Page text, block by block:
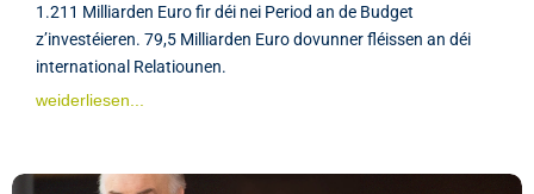
1.211 Milliarden Euro fir déi nei Period an de Budget
z’investéieren. 79,5 Milliarden Euro dovunner fléissen an déi
international Relatiounen.
weiderliesen...